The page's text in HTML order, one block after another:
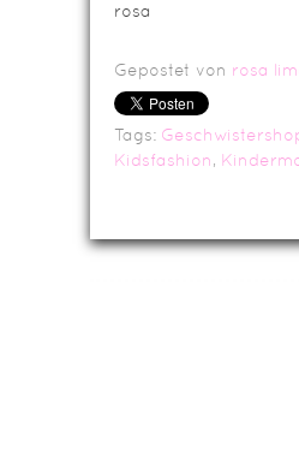
rosa
Gepostet von rosa
Tags:
Kidsfashion,